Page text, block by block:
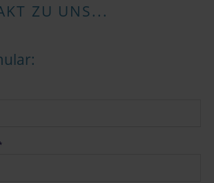
ZU UNS...